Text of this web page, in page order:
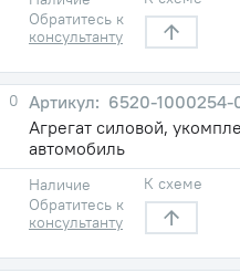
Обратитесь к
консультанту
0
6520-1000254-
Агрегат силовой,
автомобиль
Наличие
Обратитесь к
консультанту
К схеме